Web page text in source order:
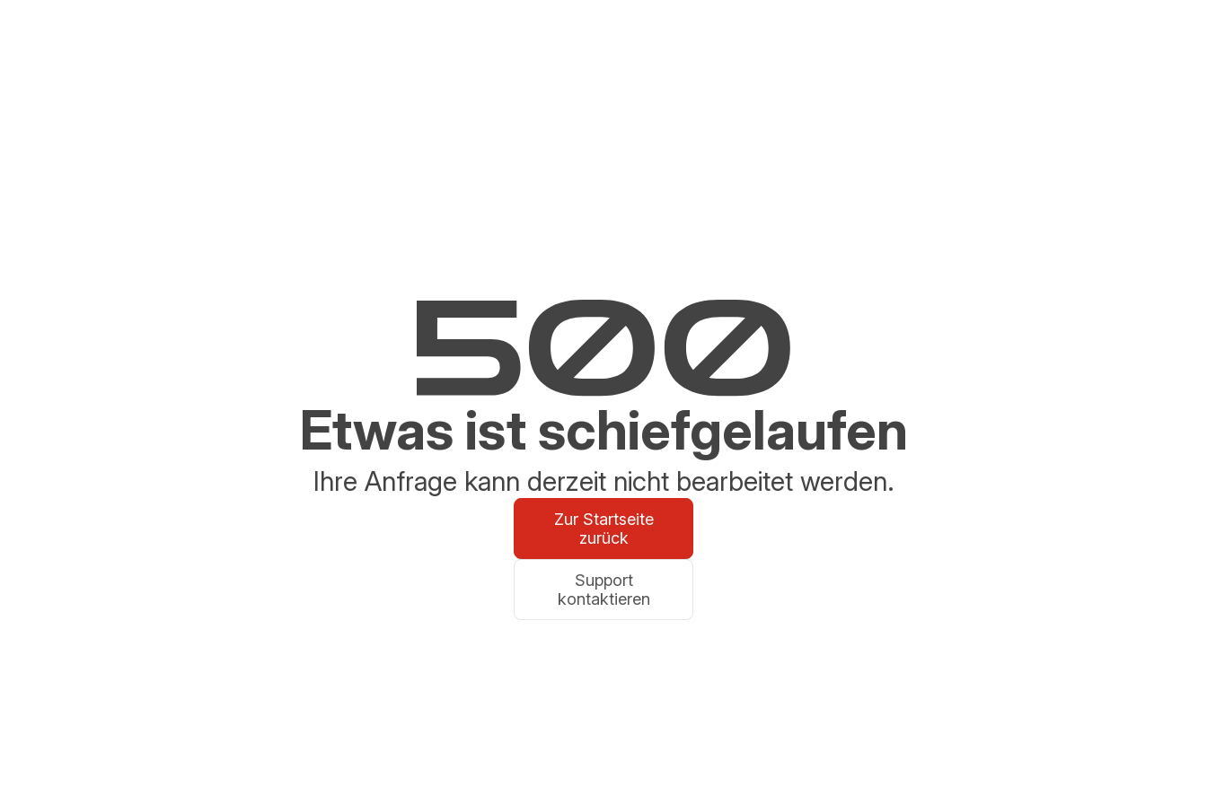
Etwas ist schiefgelaufen
Ihre Anfrage kann derzeit nicht bearbeitet werden.
Zur Startseite
zurück
Support
kontaktieren